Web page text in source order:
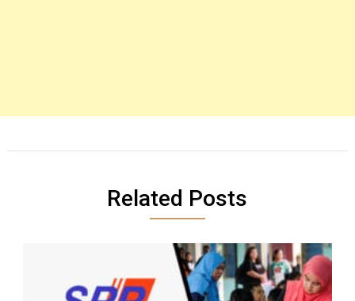
Related Posts